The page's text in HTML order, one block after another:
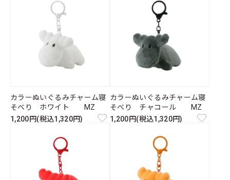
カラーぬいぐるみチャーム寝
そべり ホワイト MZ
1,200円(税込1,320円)
カラーぬいぐるみチャーム寝
そべり チャコール MZ
1,200円(税込1,320円)